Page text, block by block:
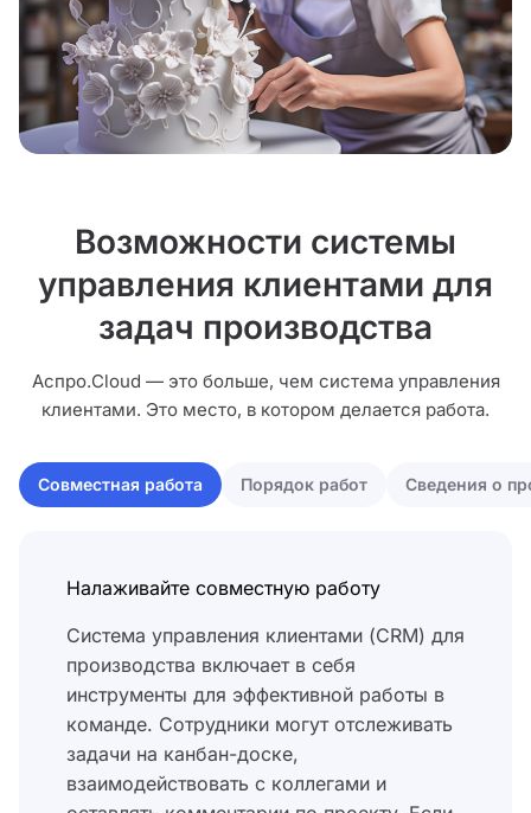
Возможности системы
управления клиентами для
задач производства
Аспро.Cloud — это больше, чем система управления
клиентами. Это место, в котором делается работа.
Совместная работа Порядок работ Сведения о
Налаживайте совместную работу
Система управления клиентами (CRM) для
производства включает в себя
инструменты для эффективной работы в
команде. Сотрудники могут отслеживать
задачи на канбан-доске,
взаимодействовать с коллегами и